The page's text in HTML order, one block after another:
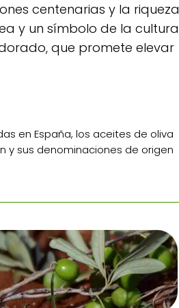
centenarias y la riqueza
y un símbolo de la cultura
que promete elevar
en España, los aceites de oliva
y sus denominaciones de origen